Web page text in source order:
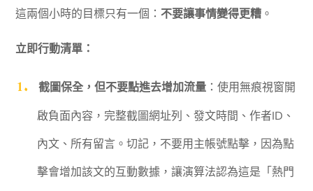
這兩個小時的目標只有一個： 不要讓事情變得更糟 。
立即行動清單：
截圖保全，但不要點進去增加流量：使用無痕視窗開
啟負面內容，完整截圖網址列、發文時間、作者ID、
內文、所有留言。切記，不要用主帳號點擊，因為點
擊會增加該文的互動數據，讓演算法認為這是「熱門